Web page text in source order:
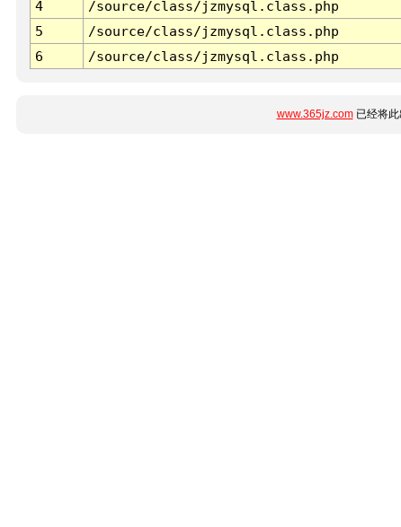
4
/source/class/jzmysql.class.php
5
/source/class/jzmysql.class.php
6
/source/class/jzmysql.class.php
www.365jz.com已经将此